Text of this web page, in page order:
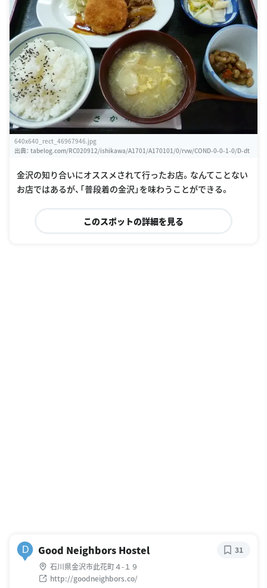
640x640_rect_46967946.jpg
出典： tabelog.com/RC020912/ishikawa/A1701/A170101/0/rvw/COND-0-0-1-0/D-dt
金沢の知り合いにオススメされて行ったお店。なんてことない
お店ではあるが、「普段着の金沢」を味わうことができる。
このスポットの詳細を見る
D Good Neighbors Hostel
石川県金沢市此花町４-１９
http://goodneighbors.co/
31